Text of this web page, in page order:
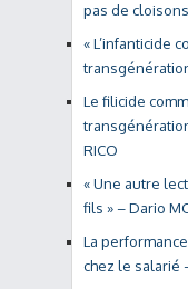
pas de
« L’infanticide
Le filicide
RICO
« Une autre
fils » – Dario
La
chez le salarié